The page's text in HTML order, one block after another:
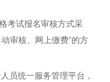
考试报名审核方式采
审核、网上缴费”的方
员统一服务管理平台，